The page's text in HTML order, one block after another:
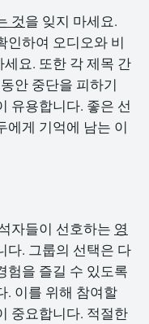
것을 잊지 마세요.
인하여 오디오와 비
요. 또한 각 제목 간
안 중단을 피하기
유용합니다. 좋은 선
에게 기억에 남는 이
자들이 선호하는 영
다. 그룹의 선택은 다
험을 즐길 수 있도록
. 이를 위해 참여할
중요합니다. 적절한